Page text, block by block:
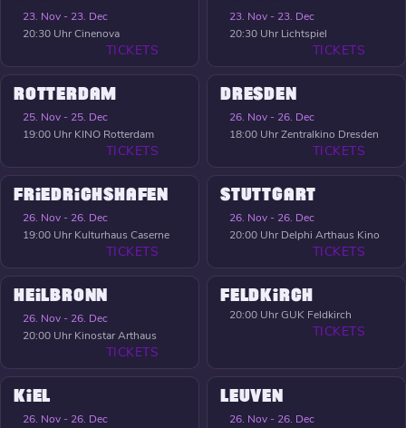
23. Nov - 23. Dec
20:30 UhrCinenova
TICKETS
23. Nov - 23. Dec
20:30 Uhr Lichtspiel
TICKETS
ROTTERDAM
25. Nov - 25. Dec
19:00 Uhr KINO Rotterdam
TICKETS
DRESDEN
26. Nov - 26. Dec
18:00 UhrZentralkino Dresden
TICKETS
FRIEDRICHSHAFEN
26. Nov - 26. Dec
19:00 Uhr Kulturhaus Caserne
TICKETS
STUTTGART
26. Nov - 26. Dec
20:00 Uhr Delphi Arthaus Kino
TICKETS
HEILBRONN
26. Nov - 26. Dec
20:00 Uhr Kinostar Arthaus
TICKETS
FELDKIRCH
20:00 UhrGUK Feldkirch
TICKETS
KIEL
26. Nov - 26. Dec
LEUVEN
26. Nov - 26. Dec